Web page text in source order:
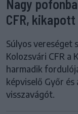
Nagy
CFR,
Súlyos vereséget
Kolozsvári CFR a
harmadik
képviselő Győr
visszavágót.